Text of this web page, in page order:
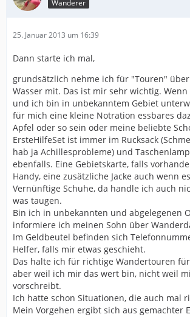
Wanderer
25. Januar 2013 um 16:39
Dann starte ich mal,
grundsätzlich nehme ich für "Touren"
Wasser mit. Das ist mir sehr wichtig.
und ich bin in unbekanntem Gebiet
für mich eine kleine Notration essbares
Apfel oder so sein oder meine beliebte
ErsteHilfeSet ist immer im Rucksack
hab ja Achillesprobleme) und
ebenfalls. Eine Gebietskarte, falls
Handy, eine zusätzliche Jacke auch wenn
Vernünftige Schuhe, da handle ich auch
was taugen.
Bin ich in unbekannten und abgelegenen
informiere ich meinen Sohn über
Im Geldbeutel befinden sich
Helfer, falls mir etwas geschieht.
Das halte ich für richtige Wandertouren
aber weil ich mir das wert bin, nicht weil
vorschreibt.
Ich hatte schon Situationen, die auch mal
Mein Vorgehen ergibt sich aus gemachter